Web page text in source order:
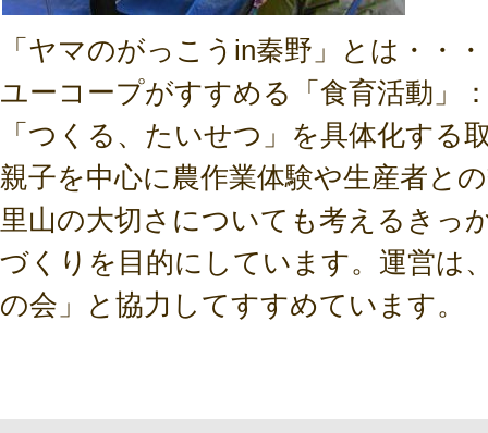
「ヤマのがっこうin秦野」とは・・・
ユーコープがすすめる「食育活動」
「つくる、たいせつ」を具体化する
親子を中心に農作業体験や生産者と
里山の大切さについても考えるきっ
づくりを目的にしています。運営は
の会」と協力してすすめています。